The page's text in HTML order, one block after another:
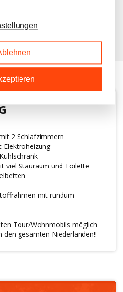
IN NL BEIM KAUF
MIT A 9.6/10
2 Schlafzimmern
Elektroheizung
viel Stauraum und Toilette
mit rundum
Tour/Wohnmobils möglich
den gesamten Niederlanden!!